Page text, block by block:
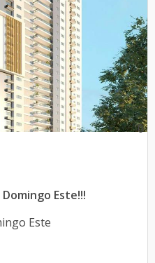
0
Este!!!
Este